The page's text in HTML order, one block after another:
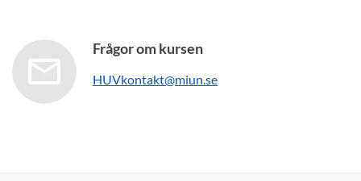
Frågor om kursen
HUVkontakt@miun.se